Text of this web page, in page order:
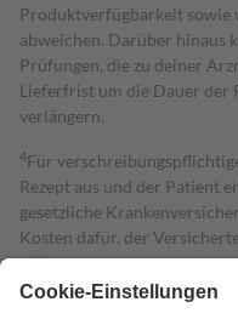
Produktverfügbarkeit sowie
abweichen. Darüber hinaus
Prüfungen, die zu deiner
Lieferfrist um die Dauer der
verlängern.
4Für
Rezept aus und der Patient
gesetzliche
Kosten dafür, der
mit.
Grundsätzlich leisten